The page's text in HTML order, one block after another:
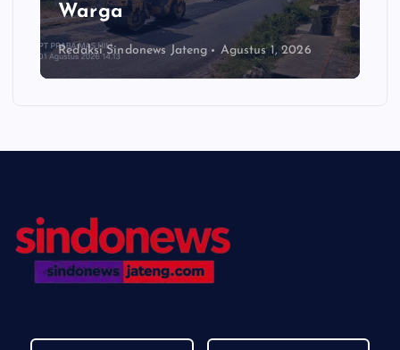
Warga
Redaksi Sindonews Jateng Agustus 1, 2026